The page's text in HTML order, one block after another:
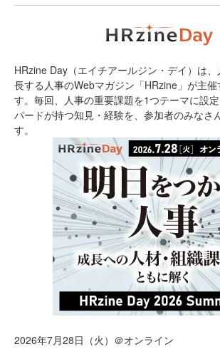
HRzine Day（エイチアールジン・デイ）は
長する人事のWebマガジン「HRzine」が主
す。毎回、人事の重要課題を1つテーマに設
パードが持つ知見・経験を、参加者のみなさ
す。
2026年7月28日（火）＠オンライン